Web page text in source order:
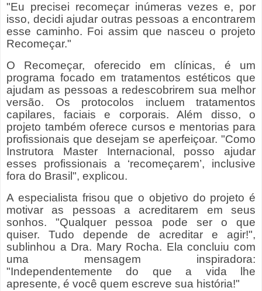
"Eu precisei recomeçar inúmeras vezes e, por
isso, decidi ajudar outras pessoas a encontrarem
esse caminho. Foi assim que nasceu o projeto
Recomeçar."
O Recomeçar, oferecido em clínicas, é um
programa focado em tratamentos estéticos que
ajudam as pessoas a redescobrirem sua melhor
versão. Os protocolos incluem tratamentos
capilares, faciais e corporais. Além disso, o
projeto também oferece cursos e mentorias para
profissionais que desejam se aperfeiçoar. "Como
Instrutora Master Internacional, posso ajudar
esses profissionais a ‘recomeçarem’, inclusive
fora do Brasil", explicou.
A especialista frisou que o objetivo do projeto é
motivar as pessoas a acreditarem em seus
sonhos. "Qualquer pessoa pode ser o que
quiser. Tudo depende de acreditar e agir!",
sublinhou a Dra. Mary Rocha. Ela concluiu com
uma mensagem inspiradora:
"Independentemente do que a vida lhe
apresente, é você quem escreve sua história!"